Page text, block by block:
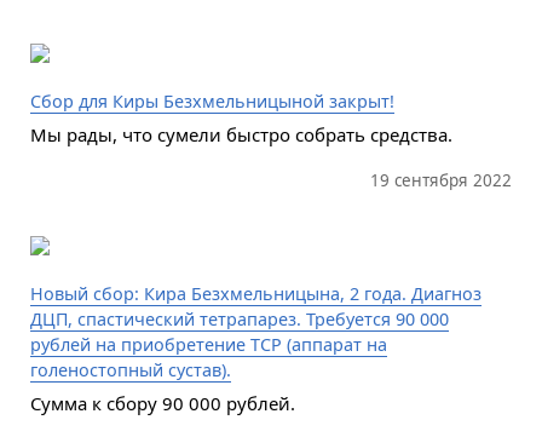
Сбор для Киры Безхмельницыной закрыт!
Мы рады, что сумели быстро собрать средства.
19 сентября 2022
Новый сбор: Кира Безхмельницына, 2 года. Диагноз
ДЦП, спастический тетрапарез. Требуется 90 000
рублей на приобретение ТСР (аппарат на
голеностопный сустав).
Сумма к сбору 90 000 рублей.